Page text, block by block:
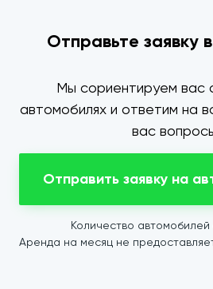
Отправьте заявку
Мы сориентируем вас
автомобилях и ответим на
вас
Отправить заявку на
Количество автомобилей
Аренда на месяц не